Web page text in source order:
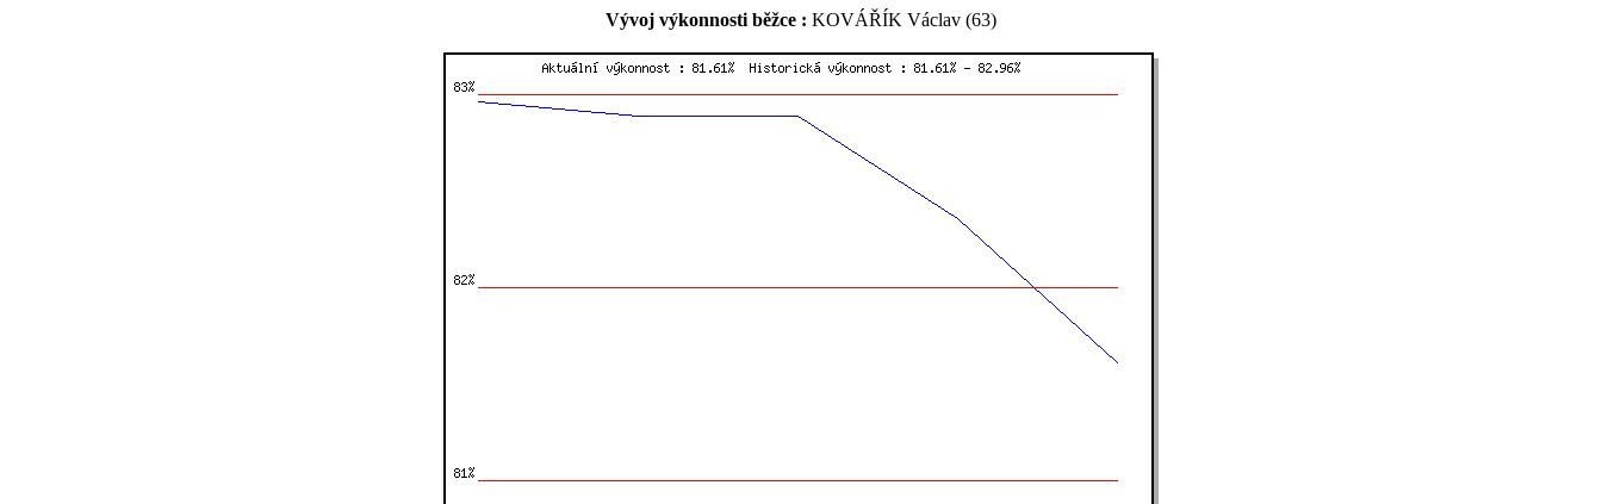
Vývoj výkonnosti běžce : KOVÁŘÍK Václav (63)